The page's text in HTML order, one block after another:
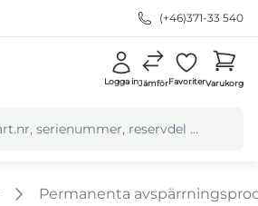
(+46)371-33 540
Logga inJämförFavoriterVarukorg
Permanenta